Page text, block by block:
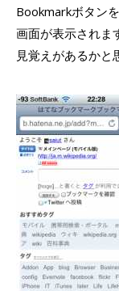
Bookmarkボタン
画面が表示されま
見覚えがあるかと